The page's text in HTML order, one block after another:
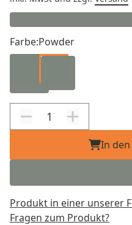
Farbe:Powder
In
Produkt in einer unserer
Fragen zum Produkt?